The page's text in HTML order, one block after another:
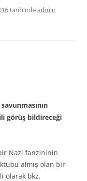
tarihindeadmin
görüş bildireceği
Nazi fanzininin
almış olan bir
olarak bkz.